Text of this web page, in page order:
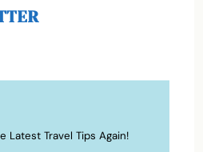
Latest Travel Tips Again!